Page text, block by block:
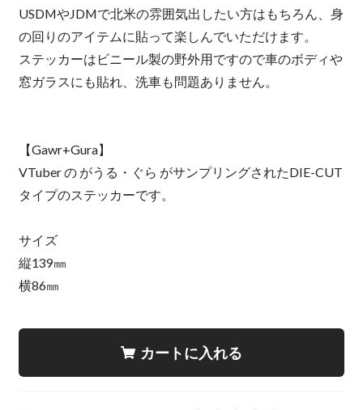
USDMやJDMで北米の雰囲気出したい方はもちろん、身
の回りのアイテムに貼って楽しんでいただけます。
ステッカーはビニール製の野外用ですので車のボディや
窓ガラスにも貼れ、洗車も問題ありません。
【Gawr+Gura】
VTuber の がうる・ぐら がサンプリングされたDIE-CUT
タイプのステッカーです。
サイズ
縦139㎜
横86㎜
カートに入れる